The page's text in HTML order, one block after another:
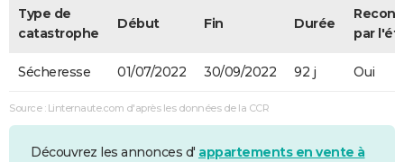
Type de
catastrophe
Début Fin Durée
par
Sécheresse 01/07/2022 30/09/2022 92 j Oui
Source : Linternaute.com d'après les données de la CCR
Découvrez les annonces d' appartements en vente à